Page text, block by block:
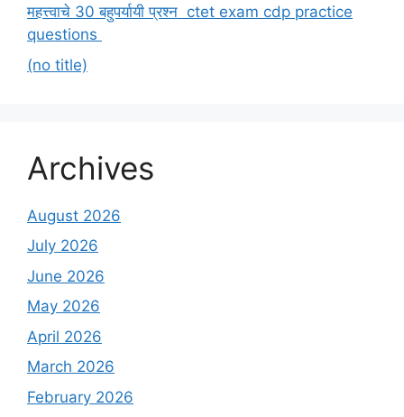
महत्त्वाचे 30 बहुपर्यायी प्रश्न ctet exam cdp practice
questions
(no title)
Archives
August 2026
July 2026
June 2026
May 2026
April 2026
March 2026
February 2026